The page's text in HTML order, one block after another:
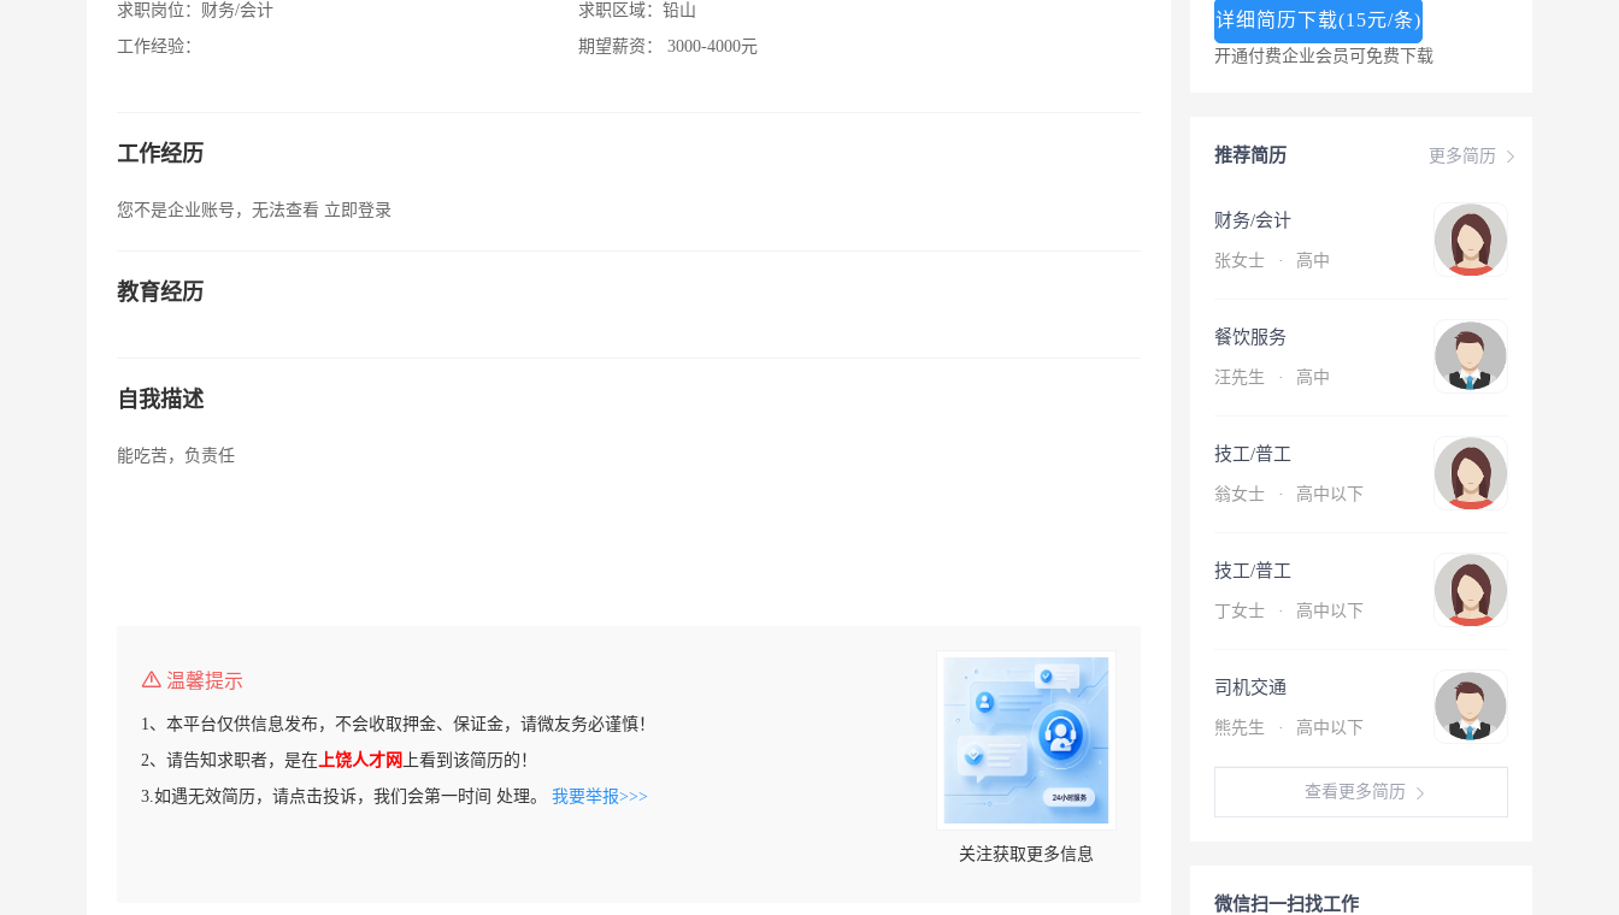
求职岗位： 财务/会计
工作经验：
求职区域： 铅山
期望薪资：
3000-4000元
工作经历
您不是企业账号，无法查看 立即登录
教育经历
自我描述
能吃苦，负责任
温馨提示
1、本平台仅供信息发布，不会收取押金、保证金，请微友务必谨慎！
2、请告知求职者，是在上饶人才网 上看到该简历的！
3.如遇无效简历，请点击投诉，我们会第一时间 处理。 我要举报>>>
关注获取更多信息
详细简历下载(15元/条)
开通付费企业会员可免费下载
更多简历
推荐简历
财务/会计
张女士 · 高中
餐饮服务
汪先生 · 高中
技工/普工
翁女士 · 高中以下
技工/普工
丁女士 · 高中以下
司机交通
熊先生 · 高中以下
查看更多简历
微信扫一扫找工作